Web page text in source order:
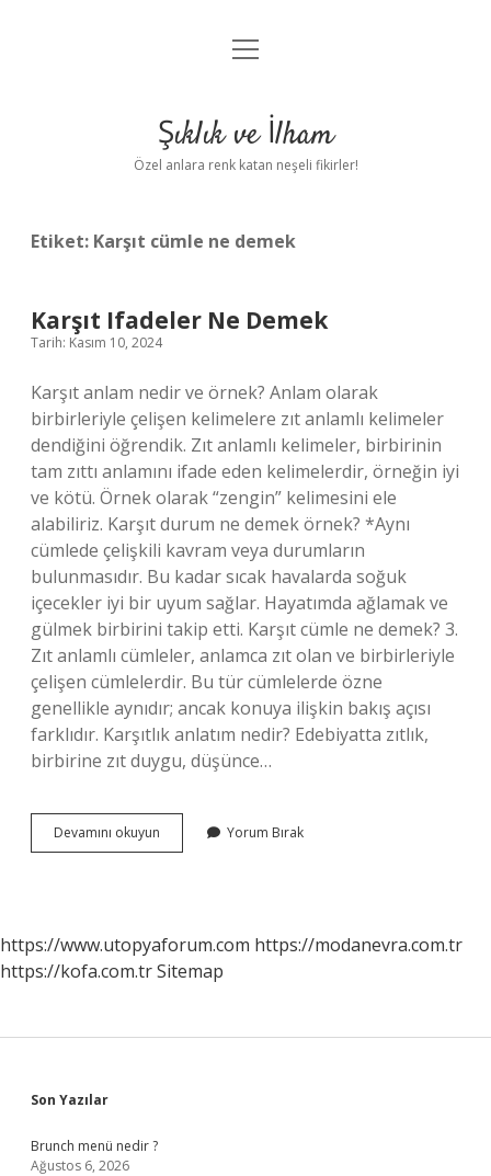
Anasayfa
Yasal Uyarı
menüyü
Şıklık ve İlham
Özel anlara renk katan neşeli fikirler!
Etiket: Karşıt cümle ne demek
Karşıt Ifadeler Ne Demek
Tarih: Kasım 10, 2024
Karşıt anlam nedir ve örnek? Anlam olarak
birbirleriyle çelişen kelimelere zıt anlamlı kelimeler
dendiğini öğrendik. Zıt anlamlı kelimeler, birbirinin
tam zıttı anlamını ifade eden kelimelerdir, örneğin iyi
ve kötü. Örnek olarak “zengin” kelimesini ele
alabiliriz. Karşıt durum ne demek örnek? *Aynı
cümlede çelişkili kavram veya durumların
bulunmasıdır. Bu kadar sıcak havalarda soğuk
içecekler iyi bir uyum sağlar. Hayatımda ağlamak ve
gülmek birbirini takip etti. Karşıt cümle ne demek? 3.
Zıt anlamlı cümleler, anlamca zıt olan ve birbirleriyle
çelişen cümlelerdir. Bu tür cümlelerde özne
genellikle aynıdır; ancak konuya ilişkin bakış açısı
farklıdır. Karşıtlık anlatım nedir? Edebiyatta zıtlık,
birbirine zıt duygu, düşünce…
Devamını okuyun
Ifadeler
Yorum Bırak
https://www.utopyaforum.com https://modanevra.com.tr
https://kofa.com.trSitemap
Sidebar
Son Yazılar
Brunch menü nedir ?
Ağustos 6, 2026